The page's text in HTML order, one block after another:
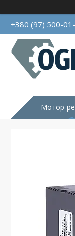
+380 (97) 500-
Мотор-